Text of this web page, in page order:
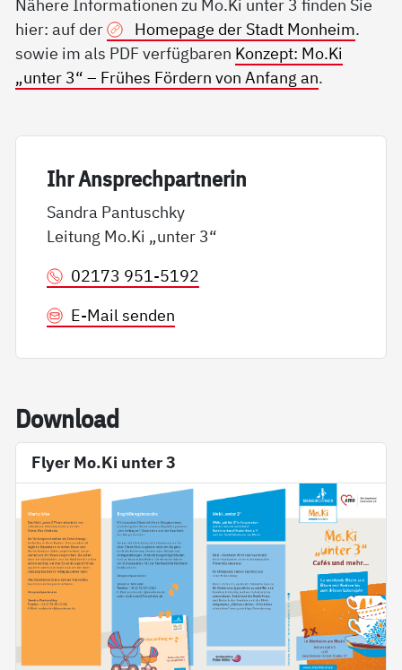
Nähere Informationen zu Mo.Ki unter 3 finden Sie
hier: auf der
Homepage der Stadt Monheim.
sowie im als PDF verfügbaren Konzept: Mo.Ki
„unter 3“ – Frühes Fördern von Anfang an.
Ihr An­sp­rech­part­ne­rin
Sandra Pantuschky
Leitung Mo.Ki „unter 3“
02173 951-5192
E-Mail senden
Down­load
Flyer Mo.Ki unter 3